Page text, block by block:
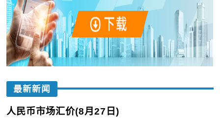
最新新闻
人民币市场汇价(8月27日)